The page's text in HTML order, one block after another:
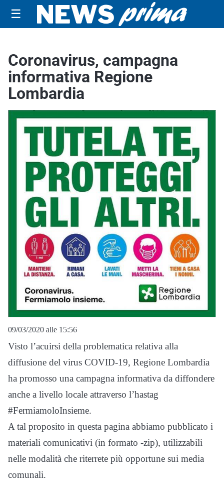
☰
Coronavirus, campagna
informativa Regione
Lombardia
09/03/2020 alle 15:56
Visto l’acuirsi della problematica relativa alla
diffusione del virus COVID-19, Regione Lombardia
ha promosso una campagna informativa da diffondere
anche a livello locale attraverso l’hastag
#FermiamoloInsieme.
A tal proposito in questa pagina abbiamo pubblicato i
materiali comunicativi (in formato -zip), utilizzabili
nelle modalità che riterrete più opportune sui media
comunali.